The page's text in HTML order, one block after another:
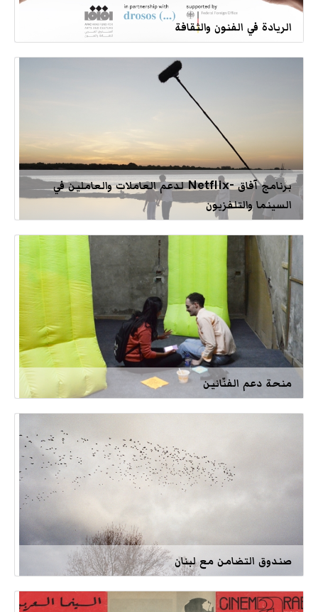
الريادة في الفنون والثقافة
برنامج آفاق -Netflix لدعم العاملات والعاملين في
السينما والتلفزيون
منحة دعم الفنّانين
صندوق التضامن مع لبنان